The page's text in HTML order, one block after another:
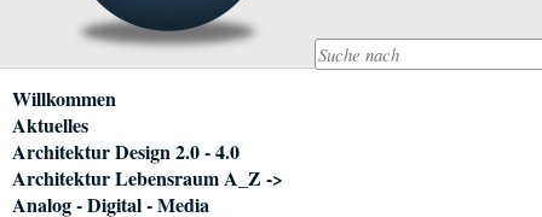
Navigation
überspringen
Willkommen
Aktuelles
Architektur Design 2.0 - 4.0
Architektur Lebensraum A_Z ->
Analog - Digital - Media